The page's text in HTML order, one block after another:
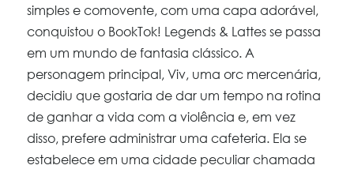
simples e comovente, com uma capa adorável,
conquistou o BookTok! Legends & Lattes se passa
em um mundo de fantasia clássico. A
personagem principal, Viv, uma orc mercenária,
decidiu que gostaria de dar um tempo na rotina
de ganhar a vida com a violência e, em vez
disso, prefere administrar uma cafeteria. Ela se
estabelece em uma cidade peculiar chamada